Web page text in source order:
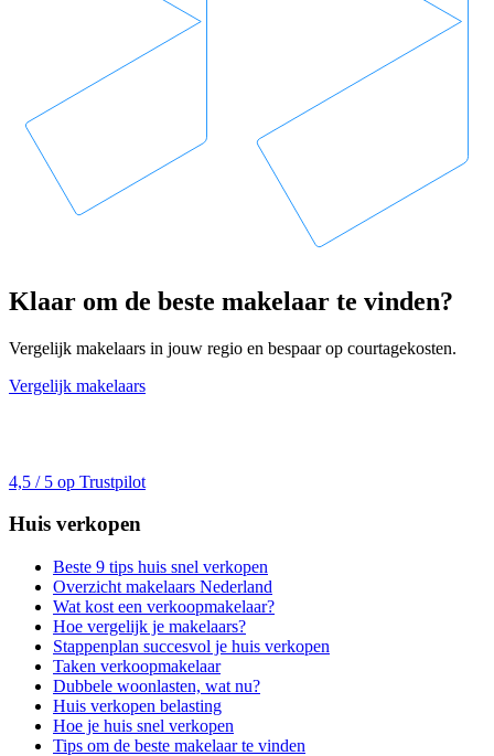
Klaar om de beste makelaar te vinden?
Vergelijk makelaars in jouw regio en bespaar op courtagekosten.
Vergelijk makelaars
4,5 / 5 op Trustpilot
Huis verkopen
Beste 9 tips huis snel verkopen
Overzicht makelaars Nederland
Wat kost een verkoopmakelaar?
Hoe vergelijk je makelaars?
Stappenplan succesvol je huis verkopen
Taken verkoopmakelaar
Dubbele woonlasten, wat nu?
Huis verkopen belasting
Hoe je huis snel verkopen
Tips om de beste makelaar te vinden